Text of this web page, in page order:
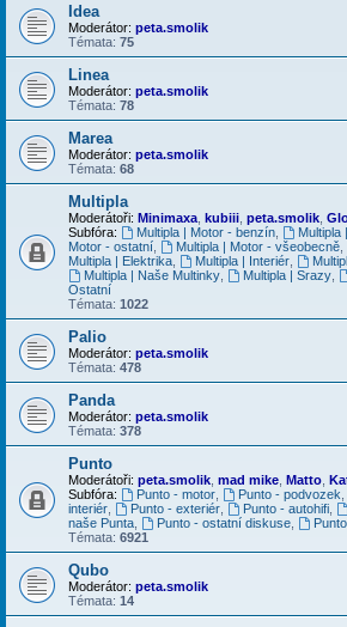
Idea
Moderátor: peta.smolik
Témata: 75
Linea
Moderátor: peta.smolik
Témata: 78
Marea
Moderátor: peta.smolik
Témata: 68
Multipla
Moderátoři: Minimaxa kubiii peta.smolik
Subfóra:
Multipla | Motor - benzín, Multipla
Motor - ostatní
Multipla | Motor - všeobecně,
Multipla | Elektrika
Multipla | Interiér,
Multipla | Naše Multinky, Multipla | Srazy,
Ostatní
Témata: 1022
Palio
Moderátor: peta.smolik
Témata: 478
Panda
Moderátor: peta.smolik
Témata: 378
Punto
Moderátoři: peta.smolik mad mike Matto
Subfóra:
Punto - motor, Punto - podvozek
interiér
Punto - exteriér, Punto - autohifi,
naše Punta
Punto - ostatní diskuse,
Témata: 6921
Qubo
Moderátor: peta.smolik
Témata: 14